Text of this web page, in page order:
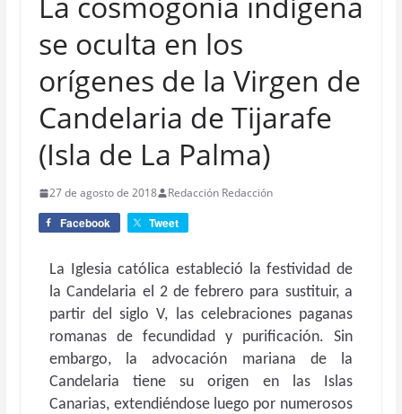
se oculta en los
orígenes de la Virgen de
Candelaria de Tijarafe
(Isla de La Palma)
27 de agosto de 2018 Redacción Redacción
Facebook Tweet
La Iglesia católica estableció la festividad de
la Candelaria el 2 de febrero para sustituir, a
partir del siglo V, las celebraciones paganas
romanas de fecundidad y purificación. Sin
embargo, la advocación mariana de la
Candelaria tiene su origen en las Islas
Canarias, extendiéndose luego por numerosos